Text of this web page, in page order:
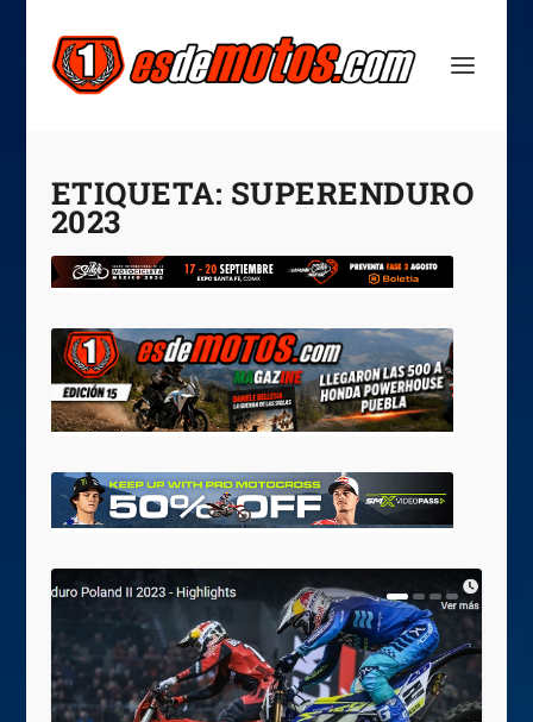
ETIQUETA: SUPERENDURO
2023